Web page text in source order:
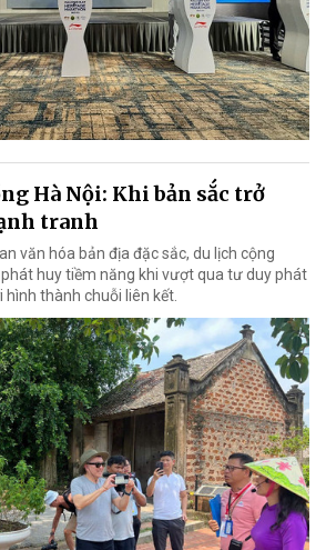
Hà Nội: Khi bản sắc trở
tranh
văn hóa bản địa đặc sắc, du lịch cộng
phát huy tiềm năng khi vượt qua tư duy phát
thành chuỗi liên kết.